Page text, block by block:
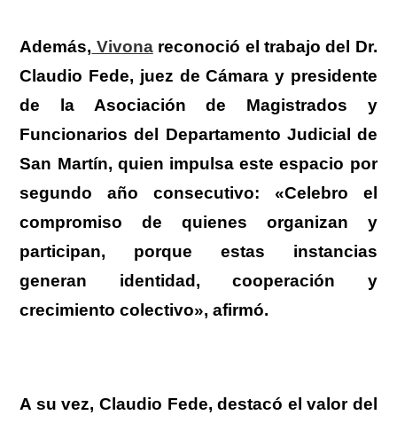
Además, Vivonareconoció el trabajo del Dr.
Claudio Fede, juez de Cámara y presidente
de la Asociación de Magistrados y
Funcionarios del Departamento Judicial de
San Martín, quien impulsa este espacio por
segundo año consecutivo: «Celebro el
compromiso de quienes organizan y
participan, porque estas instancias
generan identidad, cooperación y
crecimiento colectivo», afirmó.
A su vez, Claudio Fede, destacó el valor del